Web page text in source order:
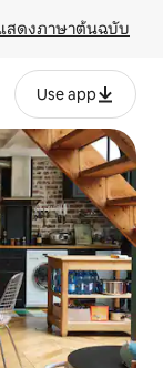
สดงภาษาต้นฉบับ
Use app